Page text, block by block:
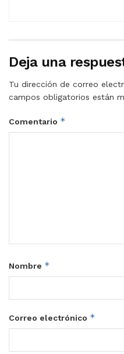
Deja una
Tu dirección de correo
campos obligatorios están
Comentario *
Nombre *
Correo electrónico *